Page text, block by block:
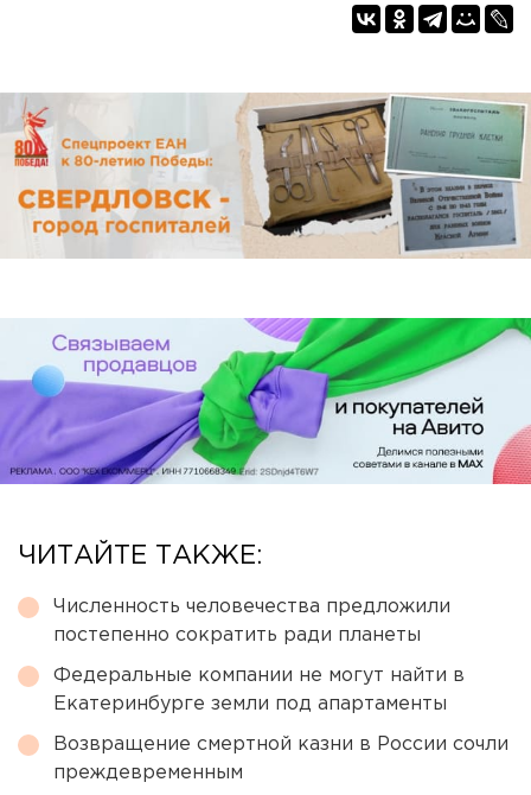
ЧИТАЙТЕ ТАКЖЕ:
Численность человечества предложили
постепенно сократить ради планеты
Федеральные компании не могут найти в
Екатеринбурге земли под апартаменты
Возвращение смертной казни в России сочли
преждевременным